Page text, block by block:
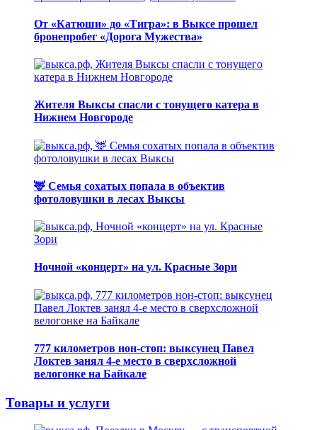
От «Катюши» до «Тигра»: в Выксе прошел
бронепробег «Дорога Мужества»
Жителя Выксы спасли с тонущего катера в
Нижнем Новгороде
🦌 Семья сохатых попала в объектив
фотоловушки в лесах Выксы
Ночной «концерт» на ул. Красные Зори
777 километров нон-стоп: выксунец Павел
Локтев занял 4-е место в сверхсложной
велогонке на Байкале
Товары и услуги